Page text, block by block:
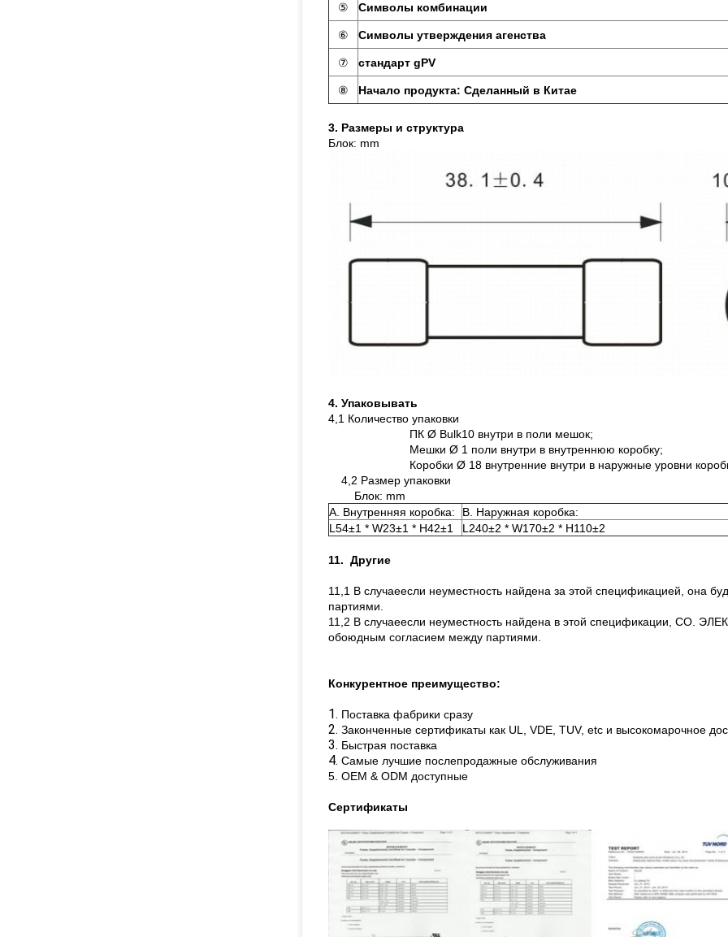
⑤ Символы комбинации
⑥ Символы утверждения агенства
⑦ стандарт gPV
⑧ Начало продукта: Сделанный в Китае
3. Размеры и структура
Блок: mm
4. Упаковывать
4,1 Количество упаковки
ПК Ø Bulk10 внутри в поли мешок;
Мешки Ø 1 поли внутри в внутреннюю коробку;
Коробки Ø 18 внутренние внутри в наружные уровни
4,2 Размер упаковки
Блок: mm
A. Внутренняя коробка:
B. Наружная коробка:
L54±1 * W23±1 * H42±1
L240±2 * W170±2 * H110±2
11. Другие
11,1 В случаеесли неуместность найдена за этой спецификацией, она
партиями.
11,2 В случаеесли неуместность найдена в этой спецификации, CO.
обоюдным согласием между партиями.
Конкурентное преимущество:
1. Поставка фабрики сразу
2. Законченные сертификаты как UL, VDE, TUV, etc и высокомарочное
3. Быстрая поставка
4. Самые лучшие послепродажные обслуживания
5. OEM & ODM доступные
Сертификаты